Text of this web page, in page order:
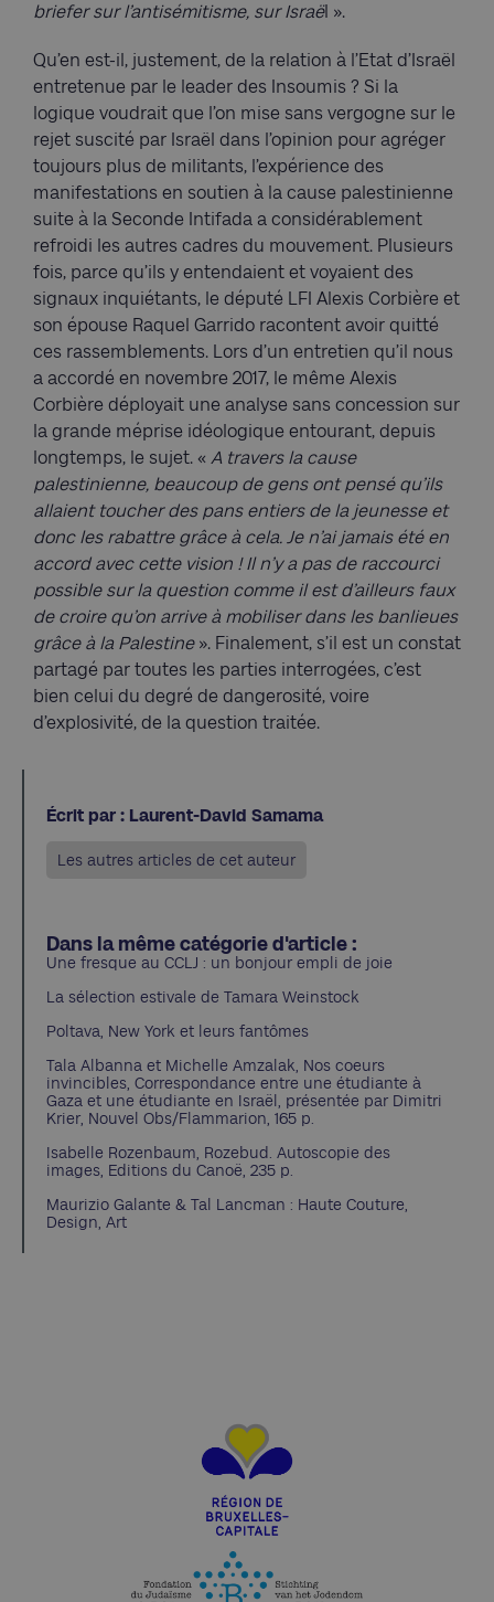
briefer sur l’antisémitisme, sur Israël ».
Qu’en est-il, justement, de la relation à l’Etat d’Israël
entretenue par le leader des Insoumis ? Si la
logique voudrait que l’on mise sans vergogne sur le
rejet suscité par Israël dans l’opinion pour agréger
toujours plus de militants, l’expérience des
manifestations en soutien à la cause palestinienne
suite à la Seconde Intifada a considérablement
refroidi les autres cadres du mouvement. Plusieurs
fois, parce qu’ils y entendaient et voyaient des
signaux inquiétants, le député LFI Alexis Corbière et
son épouse Raquel Garrido racontent avoir quitté
ces rassemblements. Lors d’un entretien qu’il nous
a accordé en novembre 2017, le même Alexis
Corbière déployait une analyse sans concession sur
la grande méprise idéologique entourant, depuis
longtemps, le sujet. « A travers la cause
palestinienne, beaucoup de gens ont pensé qu’ils
allaient toucher des pans entiers de la jeunesse et
donc les rabattre grâce à cela. Je n’ai jamais été en
accord avec cette vision ! Il n’y a pas de raccourci
possible sur la question comme il est d’ailleurs faux
de croire qu’on arrive à mobiliser dans les banlieues
grâce à la Palestine». Finalement, s’il est un constat
partagé par toutes les parties interrogées, c’est
bien celui du degré de dangerosité, voire
d’explosivité, de la question traitée.
Écrit par : Laurent-David Samama
Les autres articles de cet auteur
Dans la même catégorie d'article :
Une fresque au CCLJ : un bonjour empli de joie
La sélection estivale de Tamara Weinstock
Poltava, New York et leurs fantômes
Tala Albanna et Michelle Amzalak, Nos coeurs
invincibles, Correspondance entre une étudiante à
Gaza et une étudiante en Israël, présentée par Dimitri
Krier, Nouvel Obs/Flammarion, 165 p.
Isabelle Rozenbaum, Rozebud. Autoscopie des
images, Editions du Canoë, 235 p.
Maurizio Galante & Tal Lancman : Haute Couture,
Design, Art